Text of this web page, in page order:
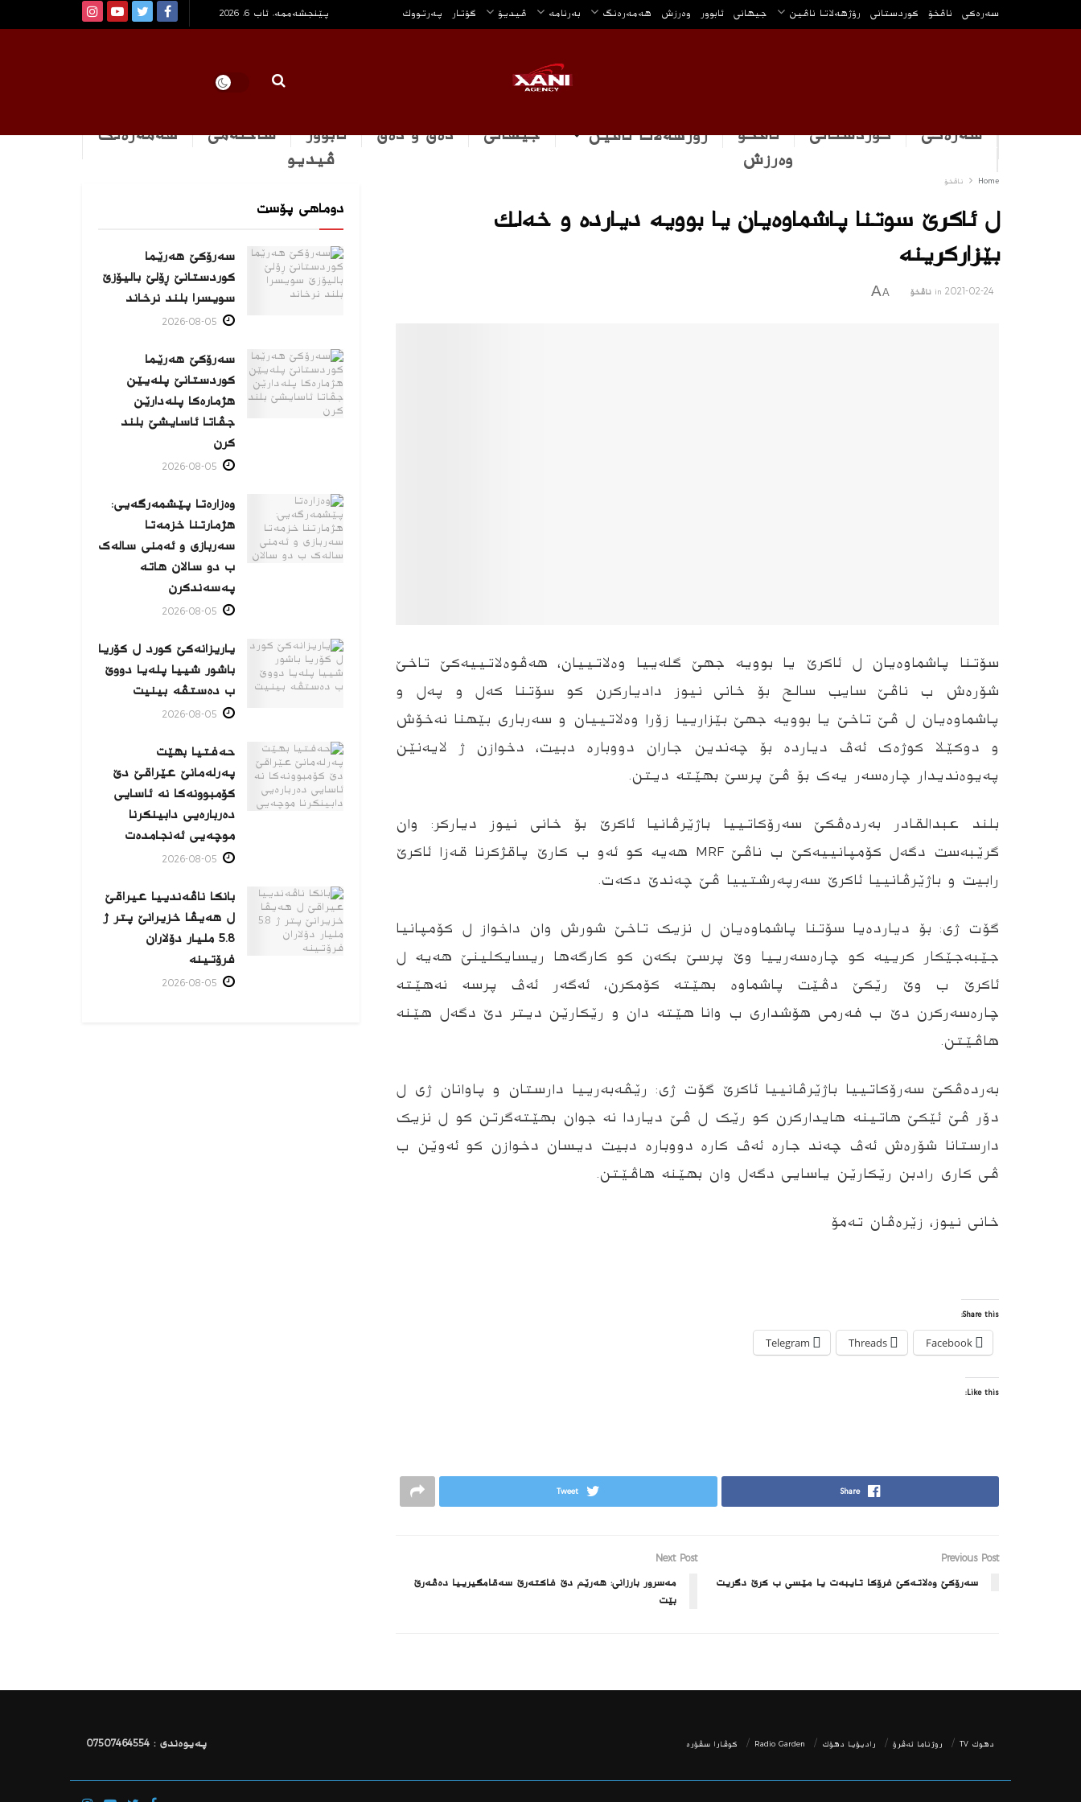
سه‌ره‌كی ناڤخۆ كوردستانى رۆژهه‌لاتا ناڤین جیهانی ئابوور وه‌رزش هه‌مه‌ره‌نگ بەرنامە ڤیدیۆ گۆتار په‌رتووك پێنجشەممە, ئاب 6, 2026
سەرەکی كوردستانى ناڤخۆ رۆژهه‌لاتا ناڤین جیهانی دەق و دەق ئابوور ساخله‌می
هه‌مه‌ره‌نگ
وه‌رزش
ڤیدیو
Home ناڤخۆ
ل ئاکرێ سوتنا پاشماوەیان یا بوویە دیاردە و خه‌لك
بێزاركرینه‌
2021-02-24
in ناڤخۆ A
A
سۆتنا پاشماوەیان ل ئاکرێ یا بوویە جهێ گلەییا وەلاتییان، هەڤوەلاتییەکێ تاخێ
شۆره‌ش ب ناڤێ سایب سالح بۆ خانی نیوز دادیارکرن کو سۆتنا کەل و پەل و
پاشماوەیان ل ڤێ تاخێ یا بوویە جهێ بێزارییا زۆرا وەلاتییان و سەرباری بێهنا نەخۆش
و دوکێلا کوژەک ئەڤ دیاردە بۆ چەندین جاران دووبارە دبیت، دخوازن ژ لایەنێن
پەیوەندیدار چارەسەر یەک بۆ ڤێ پرسێ بهێتە دیتن.
بلند عبدالقادر بەردەڤکێ سەرۆکاتییا باژێرڤانیا ئاکرێ بۆ خانی نیوز دیاركر: وان
گرێبەست دگەل کۆمپانییەکێ ب ناڤێ MRF هەیە کو ئەو ب کارێ پاقژکرنا قەزا ئاکرێ
رابیت و باژێرڤانییا ئاکرێ سەرپەرشتییا ڤێ چەندێ دکەت.
گۆت ژى: بۆ دیارده‌یا سۆتنا پاشماوەیان ل نزیک تاخێ شورش وان داخواز ل کۆمپانیا
جێبەجێکار کرییە کو چارەسەرییا وێ پرسێ بکەن کو کارگەها ریسایکلینێ هەیە ل
ئاکرێ ب وێ رێکێ دڤێت پاشماوە بهێتە کۆمکرن، ئەگەر ئەڤ پرسە نەهێتە
چارەسەرکرن دێ ب فەرمی هۆشداری ب وانا هێتە دان و رێکارێن دیتر دێ دگەل هێنە
هاڤێتن.
بەردەڤکێ سەرۆکاتییا باژێرڤانییا ئاکرێ گۆت ژى: رێڤەبەرییا دارستان و پاوانان ژی ل
دۆر ڤێ ئێکێ هاتینە هایدارکرن کو رێک ل ڤێ دیاردا نە جوان بهێتەگرتن کو ل نزیک
دارستانا شۆره‌ش ئەڤ چەند جارە ئەڤ کارە دووبارە دبیت دیسان دخوازن کو ئەوێن ب
ڤی کاری رادبن رێکارێن یاسایی دگەل وان بهێنە هاڤێتن.
خانى نیوز، زێره‌ڤان ته‌مۆ
Share this:
Facebook
Threads
Telegram
Like this:
Share
Tweet
Previous Post
سه‌رۆكێ وه‌لاته‌كێ فرۆكا تایبه‌ت یا مێسی ب ‌كرێ دگریت
Next Post
مه‌سرور بارزانى: هەرێم دێ فاکتەرێ سەقامگیرییا ده‌ڤه‌رێ
بێت
دوماهی پۆست
سەرۆکێ هەرێما
کوردستانێ ڕۆلێ بالیۆزێ
سویسرا بلند نرخاند
سەرۆکێ هەرێما
کوردستانێ پلەیێن
هژمارەكا پلەدارێن
جڤاتا ئاسایشێ بلند
كرن
وەزارەتا پێشمەرگەیی:
هژمارتنا خزمەتا
سەربازی و ئەمنی سالەک
ب دو سالان هاتە
پەسەندكرن
یاریزانەكێ کورد ل کۆریا
باشور شییا پلەیا دووێ
ب دەستڤە بینیت
حەفتیا بهێت
پەرلەمانێ عێراقێ دێ
کۆمبوونەکا نە ئاسایی
دەربارەیی دابینکرنا
موچەیی ئەنجامدەت
بانکا ناڤەندییا عیراقێ
ل هەیڤا خزیرانێ پتر ژ
5.8 ملیار دۆلاران
فرۆتینە
دھوك TV روژناما ئەڤرۆ رادیۆیا دهۆك Radio Garden كوڤارا سڤۆره‌ پەیوەندی : 07507464554